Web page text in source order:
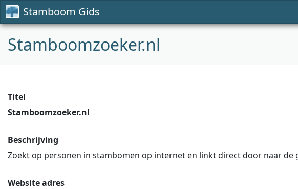
Stamboom Gids
Stamboomzoeker.nl
Titel
Stamboomzoeker.nl
Beschrijving
Zoekt op personen in stambomen op internet en linkt direct door naar
Website adres